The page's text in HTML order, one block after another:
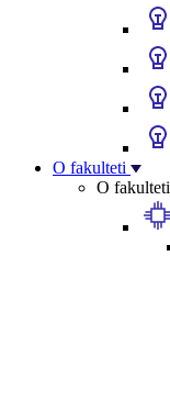
O fakulteti
O fakulteti